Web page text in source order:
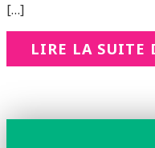
[…]
LIRE LA SUITE